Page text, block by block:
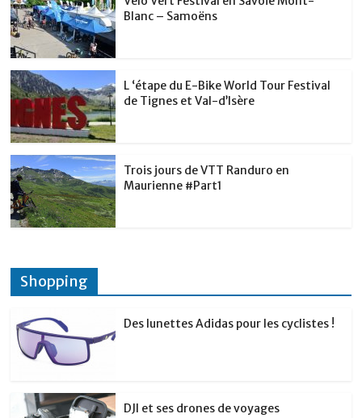
Blanc – Samoëns
L ‘étape du E-Bike World Tour Festival
de Tignes et Val-d’Isère
Trois jours de VTT Randuro en
Maurienne #Part1
Shopping
Des lunettes Adidas pour les cyclistes !
DJI et ses drones de voyages